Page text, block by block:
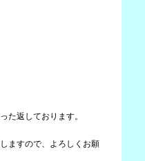
た返しております。
ますので、よろしくお願